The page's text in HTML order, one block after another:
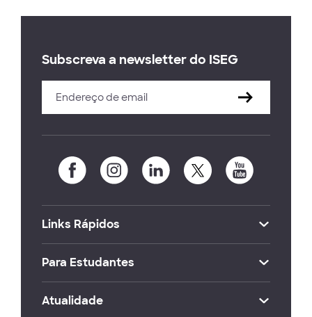
Subscreva a newsletter do ISEG
Links Rápidos
Para Estudantes
Atualidade